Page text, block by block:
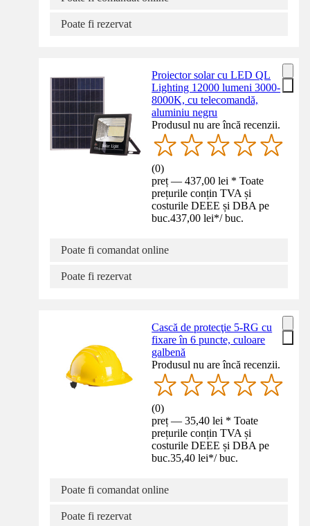
Poate fi rezervat
Proiector solar cu LED QL
Lighting 12000 lumeni 3000-
8000K, cu telecomandă,
aluminiu negru
Produsul nu are încă recenzii.
(0)
preț — 437,00 lei * Toate
prețurile conțin TVA și
costurile DEEE și DBA pe
buc.437,00 lei*/ buc.
Poate fi comandat online
Poate fi rezervat
Cască de protecţie 5-RG cu
fixare în 6 puncte, culoare
galbenă
Produsul nu are încă recenzii.
(0)
preț — 35,40 lei * Toate
prețurile conțin TVA și
costurile DEEE și DBA pe
buc.35,40 lei*/ buc.
Poate fi comandat online
Poate fi rezervat